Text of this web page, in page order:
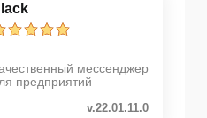
мессенджер
предприятий
v.22.01.11.0